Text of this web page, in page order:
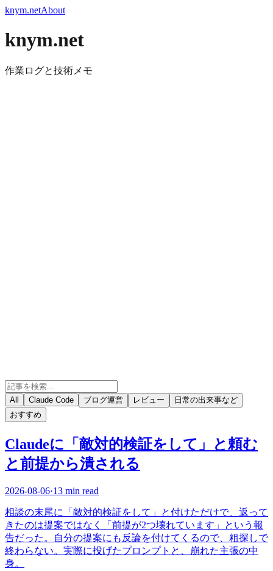
knym.netAbout
knym.net
作業ログと技術メモ
All Claude Code ブログ運営 レビュー
日常の出来事など
おすすめ
Claudeに「敵対的検証をして」と頼む
と前提から潰される
2026-08-06·13 min read
相談の末尾に「敵対的検証をして」と付けただけで、返って
きたのは提案ではなく「前提が2つ壊れています」という報
告だった。自分の提案にも反論を付けてくるので、粗探しで
終わらない。実際に投げたプロンプトと、崩れた主張の中
身。